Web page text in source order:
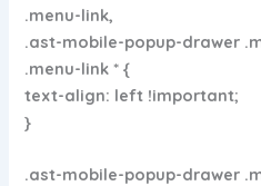
.menu-link,
.ast-mobile-popup-drawer
.menu-link * {
text-align: left !important;
}
.ast-mobile-popup-drawer